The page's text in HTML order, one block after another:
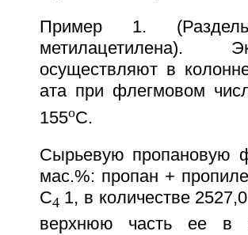
Пример 1.
метилацетилена).
осуществляют в
ата при флегмовом
155oС.
Сырьевую пропановую
мас.%: пропан +
С4 1, в количестве
верхнюю часть ее в